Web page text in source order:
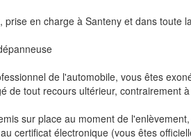
en charge à Santeny et dans toute
de l'automobile, vous êtes
de tout recours ultérieur, contrairement
sur place au moment de
certificat électronique (vous êtes